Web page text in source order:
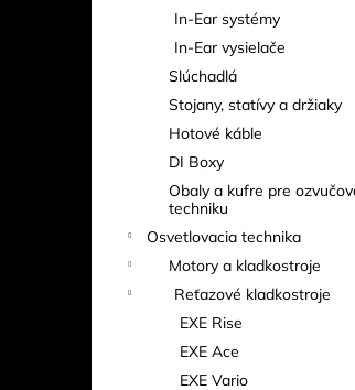
In-Ear systémy
In-Ear vysielače
Slúchadlá
Stojany, statívy a držiaky
Hotové káble
DI Boxy
Obaly a kufre pre
techniku
Osvetlovacia technika
Motory a kladkostroje
Reťazové kladkostroje
EXE Rise
EXE Ace
EXE Vario